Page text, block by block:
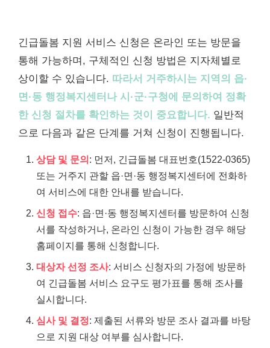
긴급돌봄 지원 서비스 신청은 온라인 또는 방문을
통해 가능하며, 구체적인 신청 방법은 지자체별로
상이할 수 있습니다. 따라서 거주하시는 지역의 읍·
면·동 행정복지센터나 시·군·구청에 문의하여 정확
한 신청 절차를 확인하는 것이 중요합니다. 일반적
으로 다음과 같은 단계를 거쳐 신청이 진행됩니다.
상담 및 문의: 먼저, 긴급돌봄 대표번호(1522-0365)
또는 거주지 관할 읍·면·동 행정복지센터에 전화하
여 서비스에 대한 안내를 받습니다.
신청 접수: 읍·면·동 행정복지센터를 방문하여 신청
서를 작성하거나, 온라인 신청이 가능한 경우 해당
홈페이지를 통해 신청합니다.
대상자 선정 조사: 서비스 신청자의 가정에 방문하
여 긴급돌봄 서비스 요구도 평가표를 통해 조사를
실시합니다.
심사 및 결정: 제출된 서류와 방문 조사 결과를 바탕
으로 지원 대상 여부를 심사합니다.